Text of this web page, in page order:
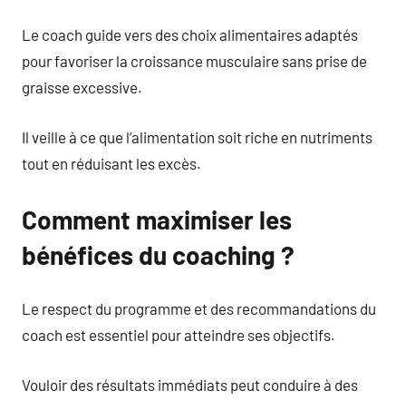
Le coach guide vers des choix alimentaires adaptés
pour favoriser la croissance musculaire sans prise de
graisse excessive.
Il veille à ce que l’alimentation soit riche en nutriments
tout en réduisant les excès.
Comment maximiser les
bénéfices du coaching ?
Le respect du programme et des recommandations du
coach est essentiel pour atteindre ses objectifs.
Vouloir des résultats immédiats peut conduire à des